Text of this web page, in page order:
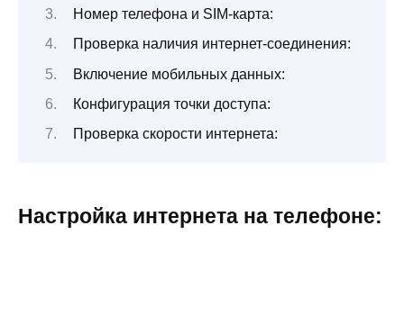
Номер телефона и SIM-карта:
Проверка наличия интернет-соединения:
Включение мобильных данных:
Конфигурация точки доступа:
Проверка скорости интернета:
Настройка интернета на телефоне: